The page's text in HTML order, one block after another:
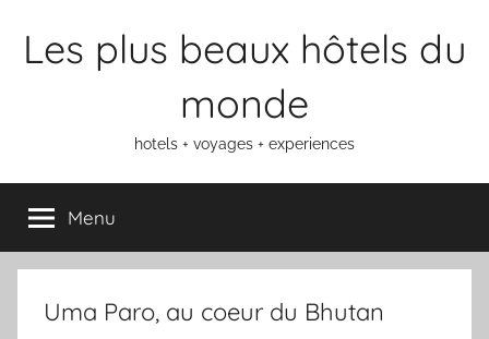
Les plus beaux hôtels du
monde
hotels + voyages + experiences
Menu
Uma Paro, au coeur du Bhutan